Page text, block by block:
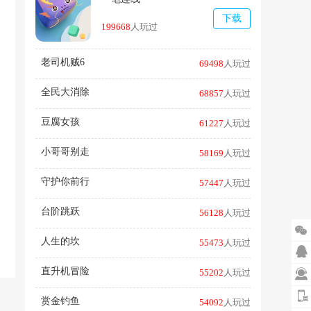
199668 人玩过
下载
老司机贼6 69498 人玩过
全民大消除 68857 人玩过
豆腐女孩 61227 人玩过
小哥哥别走 58169 人玩过
守护你前行 57447 人玩过
台阶跳跃 56128 人玩过
人生的坎 55473 人玩过
直升机冒险 55202 人玩过
赏金钓鱼 54092 人玩过



